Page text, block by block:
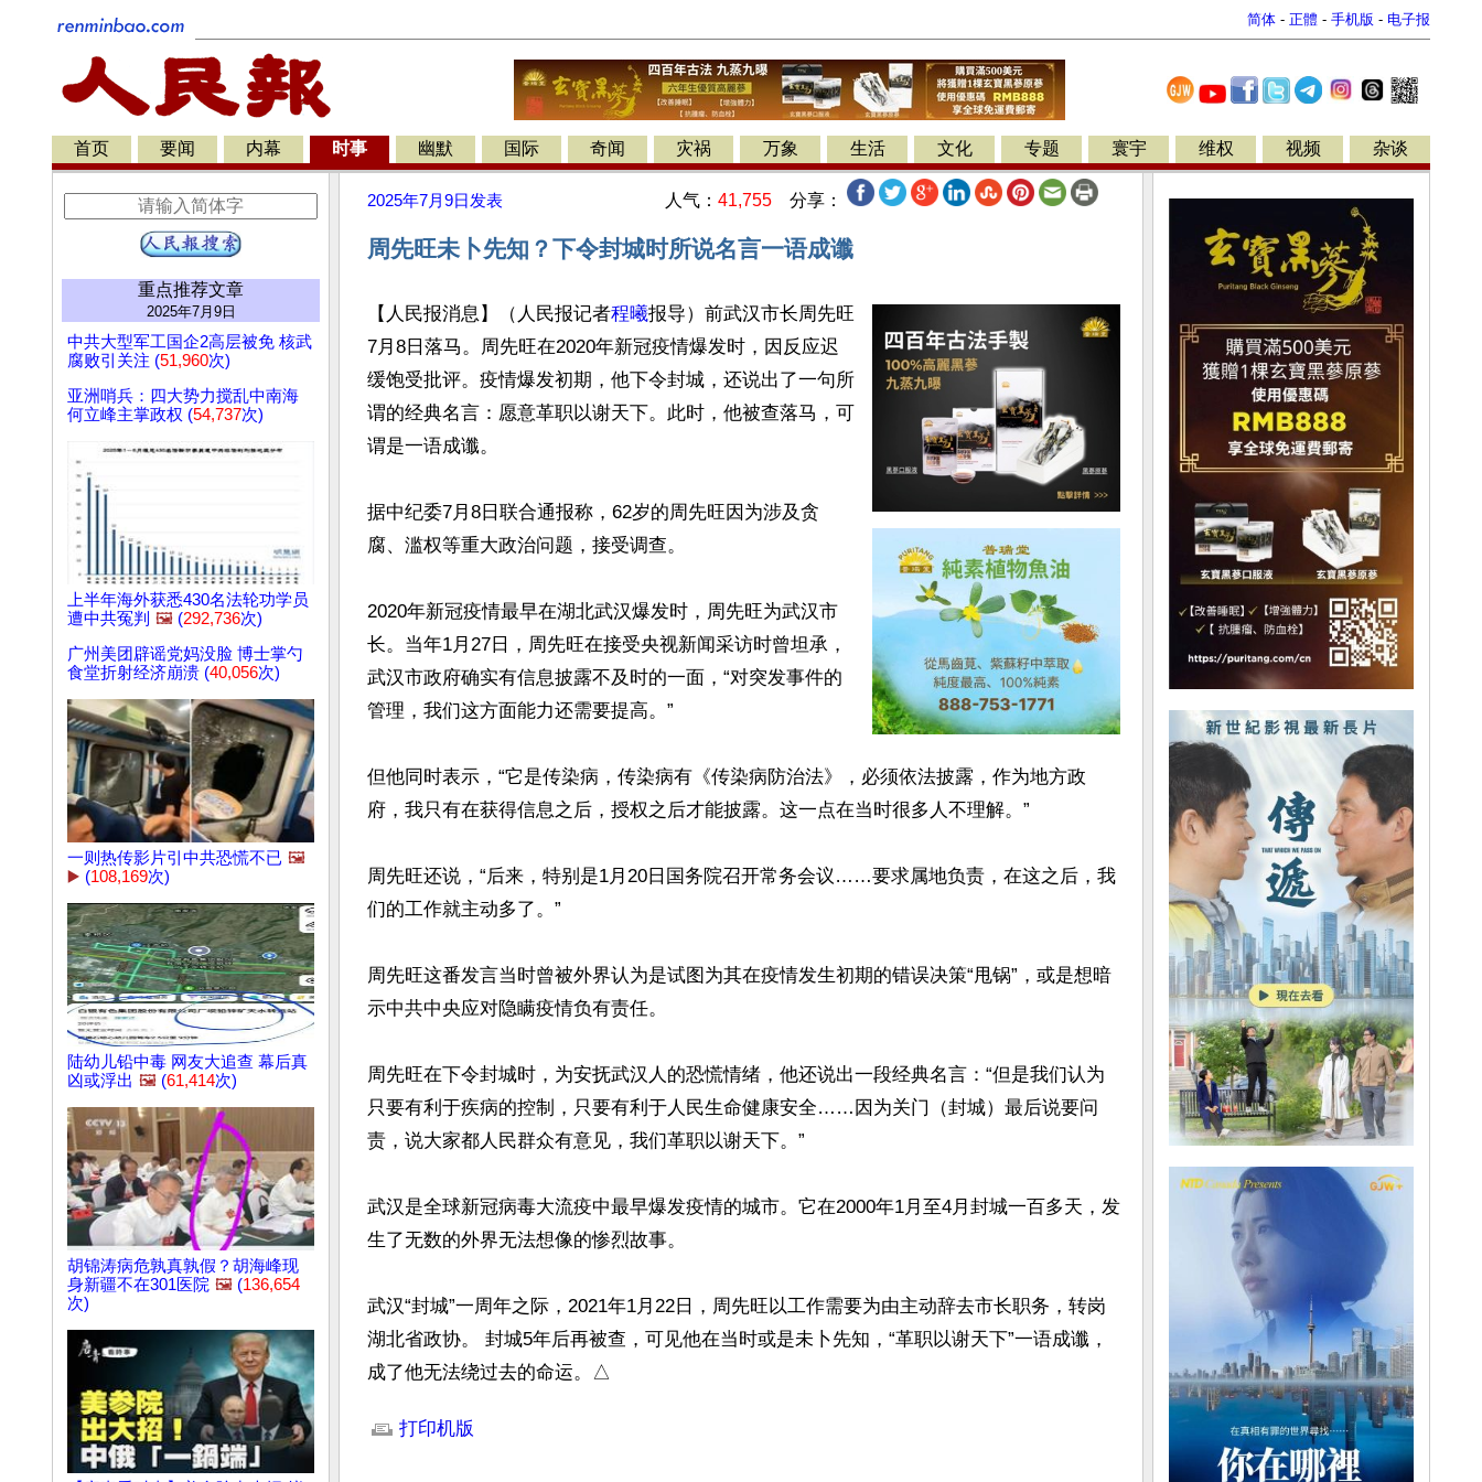
简体 - 正體 - 手机版 - 电子报
首页 要闻 内幕 时事 幽默 国际 奇闻 灾祸 万象 生活 文化 专题 寰宇 维权 视频 杂谈
重点推荐文章
2025年7月9日
中共大型军工国企2高层被免 核武
腐败引关注 (51,960次)
亚洲哨兵：四大势力搅乱中南海
何立峰主掌政权 (54,737次)
上半年海外获悉430名法轮功学员
遭中共冤判 🖼️ (292,736次)
广州美团辟谣党妈没脸 博士掌勺
食堂折射经济崩溃 (40,056次)
一则热传影片引中共恐慌不已 🖼️
▶️ (108,169次)
陆幼儿铅中毒 网友大追查 幕后真
凶或浮出 🖼️ (61,414次)
胡锦涛病危孰真孰假？胡海峰现
身新疆不在301医院 🖼️ (136,654
次)
2025年7月9日 发表 人气： 41,755 分享：
周先旺未卜先知？下令封城时所说名言一语成谶
【人民报消息】（人民报记者程曦报导）前武汉市长周先旺
7月8日落马。周先旺在2020年新冠疫情爆发时，因反应迟
缓饱受批评。疫情爆发初期，他下令封城，还说出了一句所
谓的经典名言：愿意革职以谢天下。此时，他被查落马，可
谓是一语成谶。
据中纪委7月8日联合通报称，62岁的周先旺因为涉及贪
腐、滥权等重大政治问题，接受调查。
2020年新冠疫情最早在湖北武汉爆发时，周先旺为武汉市
长。当年1月27日，周先旺在接受央视新闻采访时曾坦承，
武汉市政府确实有信息披露不及时的一面，“对突发事件的
管理，我们这方面能力还需要提高。”
但他同时表示，“它是传染病，传染病有《传染病防治法》，必须依法披露，作为地方政
府，我只有在获得信息之后，授权之后才能披露。这一点在当时很多人不理解。”
周先旺还说，“后来，特别是1月20日国务院召开常务会议……要求属地负责，在这之后，我
们的工作就主动多了。”
周先旺这番发言当时曾被外界认为是试图为其在疫情发生初期的错误决策“甩锅”，或是想暗
示中共中央应对隐瞒疫情负有责任。
周先旺在下令封城时，为安抚武汉人的恐慌情绪，他还说出一段经典名言：“但是我们认为
只要有利于疾病的控制，只要有利于人民生命健康安全……因为关门（封城）最后说要问
责，说大家都人民群众有意见，我们革职以谢天下。”
武汉是全球新冠病毒大流疫中最早爆发疫情的城市。它在2000年1月至4月封城一百多天，发
生了无数的外界无法想像的惨烈故事。
武汉“封城”一周年之际，2021年1月22日，周先旺以工作需要为由主动辞去市长职务，转岗
湖北省政协。 封城5年后再被查，可见他在当时或是未卜先知，“革职以谢天下”一语成谶，
成了他无法绕过去的命运。△
打印机版